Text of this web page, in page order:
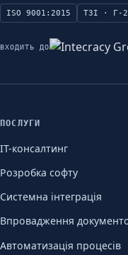
ISO 9001:2015 ТЗІ · Г-
ВХОДИТЬ ДО
ПОСЛУГИ
ІТ-консалтинг
Розробка софту
Системна інтеграція
Впровадження
Автоматизація процесів